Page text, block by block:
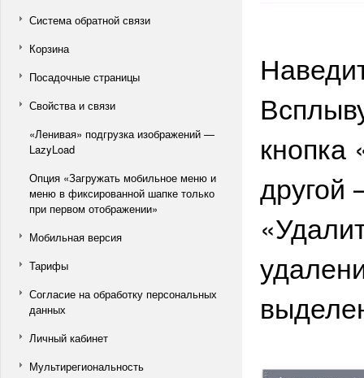
Система обратной связи
Корзина
Посадочные страницы
Свойства и связи
«Ленивая» подгрузка изображений —
LazyLoad
Опция «Загружать мобильное меню и
меню в фиксированной шапке только
при первом отображении»
Мобильная версия
Тарифы
Согласие на обработку персональных
данных
Личный кабинет
Мультирегиональность
кнопка
другой